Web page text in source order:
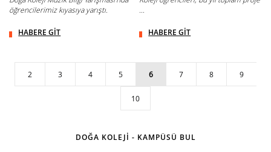
öğrencilerimiz kıyasıya yarıştı.
HABERE GİT
...
HABERE GİT
2 3 4 5 6 7 8 9
10
DOĞA KOLEJİ - KAMPÜSÜ BUL